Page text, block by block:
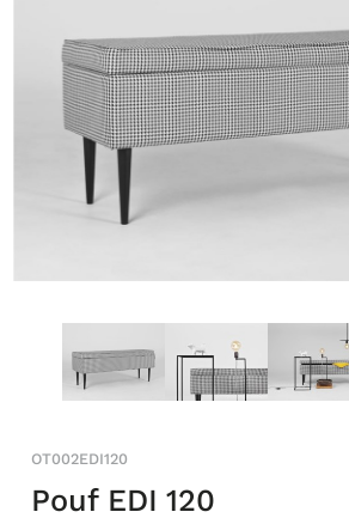
OT002EDI120
Pouf EDI 120